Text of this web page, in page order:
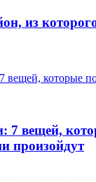
из
7 вещей,
произойдут